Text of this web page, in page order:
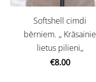
Softshell cimdi
bērniem. ,, Krāsainie
lietus pilieni,,
€8.00